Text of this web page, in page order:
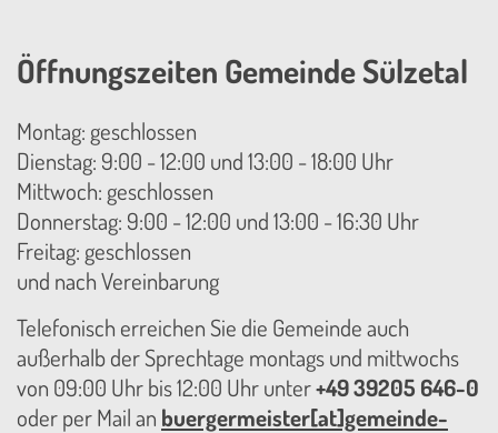
Öffnungszeiten Gemeinde Sülzetal
Montag: geschlossen
Dienstag: 9:00 - 12:00 und 13:00 - 18:00 Uhr
Mittwoch: geschlossen
Donnerstag: 9:00 - 12:00 und 13:00 - 16:30 Uhr
Freitag: geschlossen
und nach Vereinbarung
Telefonisch erreichen Sie die Gemeinde auch
außerhalb der Sprechtage montags und mittwochs
von 09:00 Uhr bis 12:00 Uhr unter+49 39205 646-0
oder per Mail an buergermeister[at]gemeinde-